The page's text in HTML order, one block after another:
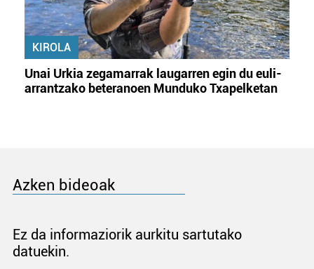
KIROLA
Unai Urkia zegamarrak laugarren egin du euli-
arrantzako beteranoen Munduko Txapelketan
Azken bideoak
Ez da informaziorik aurkitu sartutako
datuekin.